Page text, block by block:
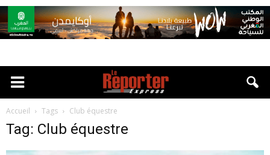
Accueil Tags Club équestre
Tag: Club équestre